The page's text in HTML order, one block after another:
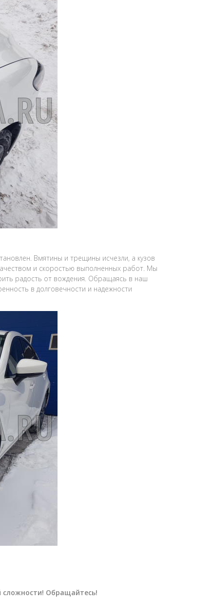
Вмятины и трещины исчезли, а кузов
и скоростью выполненных работ. Мы
радость от вождения. Обращаясь в наш
в долговечности и надежности
Обращайтесь!